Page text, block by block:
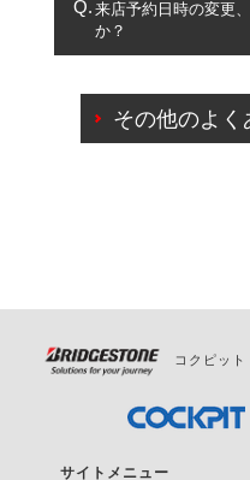
複数サービスのご予
一部の商品・サービスの
出来ないものもございま
来店予約日時の変更
か？
ご来店予約日の3営業
の日時変更につきま
その他のよく
コクピッ
サイトメニュー